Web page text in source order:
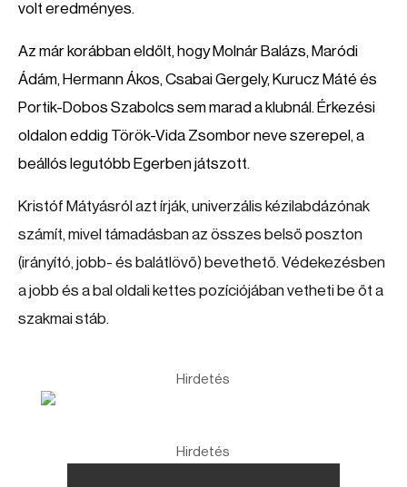
volt eredményes.
Az már korábban eldőlt, hogy Molnár Balázs, Maródi
Ádám, Hermann Ákos, Csabai Gergely, Kurucz Máté és
Portik-Dobos Szabolcs sem marad a klubnál. Érkezési
oldalon eddig Török-Vida Zsombor neve szerepel, a
beállós legutóbb Egerben játszott.
Kristóf Mátyásról azt írják, univerzális kézilabdázónak
számít, mivel támadásban az összes belső poszton
(irányító, jobb- és balátlövő) bevethető. Védekezésben
a jobb és a bal oldali kettes pozíciójában vetheti be őt a
szakmai stáb.
Hirdetés
Hirdetés